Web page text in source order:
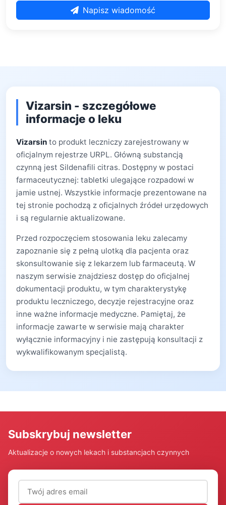
Napisz wiadomość
Vizarsin - szczegółowe
informacje o leku
Vizarsin to produkt leczniczy zarejestrowany w
oficjalnym rejestrze URPL. Główną substancją
czynną jest Sildenafili citras. Dostępny w postaci
farmaceutycznej: tabletki ulegające rozpadowi w
jamie ustnej. Wszystkie informacje prezentowane na
tej stronie pochodzą z oficjalnych źródeł urzędowych
i są regularnie aktualizowane.
Przed rozpoczęciem stosowania leku zalecamy
zapoznanie się z pełną ulotką dla pacjenta oraz
skonsultowanie się z lekarzem lub farmaceutą. W
naszym serwisie znajdziesz dostęp do oficjalnej
dokumentacji produktu, w tym charakterystykę
produktu leczniczego, decyzje rejestracyjne oraz
inne ważne informacje medyczne. Pamiętaj, że
informacje zawarte w serwisie mają charakter
wyłącznie informacyjny i nie zastępują konsultacji z
wykwalifikowanym specjalistą.
Subskrybuj newsletter
Aktualizacje o nowych lekach i substancjach czynnych
Adres email (wymagany)